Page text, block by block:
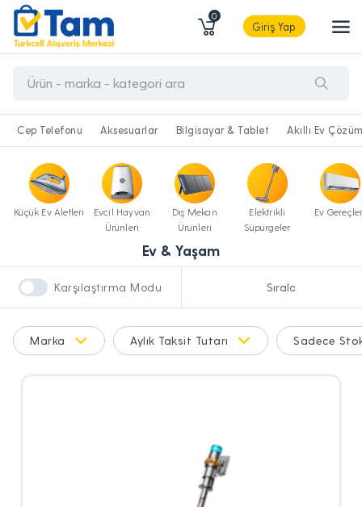
0
Giriş Yap
Cep Telefonu Aksesuarlar Bilgisayar & Tablet Akıllı Ev
Küçük Ev Aletleri
Evcil Hayvan
Ürünleri
Dış Mekan
Ürünleri
Elektrikli
Süpürgeler
Ev
Ev & Yaşam
Karşılaştırma Modu
Marka Aylık Taksit Tutarı Sadece